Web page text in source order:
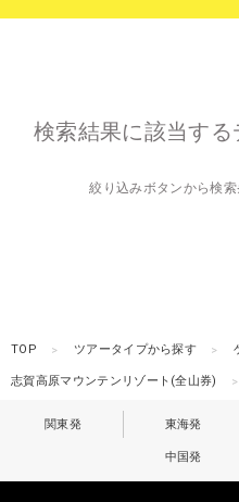
検索結果に該当する
絞り込みボタンから検索
TOP ツアータイプから探す
志賀高原マウンテンリゾート(全山券)
関東発 東海発
中国発